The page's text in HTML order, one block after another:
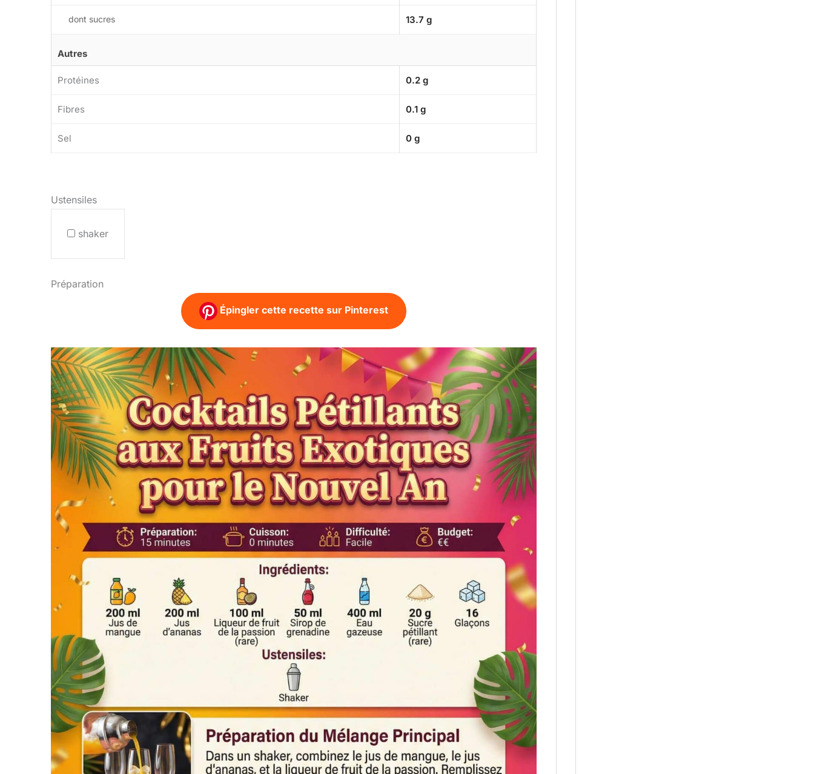
dont sucres 13.7 g
Autres
Protéines 0.2 g
Fibres 0.1 g
Sel 0 g
Ustensiles
shaker
Préparation
Épingler cette recette sur Pinterest